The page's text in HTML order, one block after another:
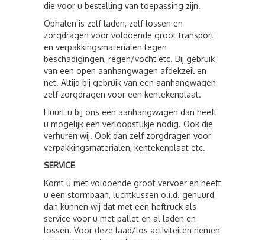
die voor u bestelling van toepassing zijn.
Ophalen is zelf laden, zelf lossen en
zorgdragen voor voldoende groot transport
en verpakkingsmaterialen tegen
beschadigingen, regen/vocht etc. Bij gebruik
van een open aanhangwagen afdekzeil en
net. Altijd bij gebruik van een aanhangwagen
zelf zorgdragen voor een kentekenplaat.
Huurt u bij ons een aanhangwagen dan heeft
u mogelijk een verloopstukje nodig. Ook die
verhuren wij. Ook dan zelf zorgdragen voor
verpakkingsmaterialen, kentekenplaat etc.
SERVICE
Komt u met voldoende groot vervoer en heeft
u een stormbaan, luchtkussen o.i.d. gehuurd
dan kunnen wij dat met een heftruck als
service voor u met pallet en al laden en
lossen. Voor deze laad/los activiteiten nemen